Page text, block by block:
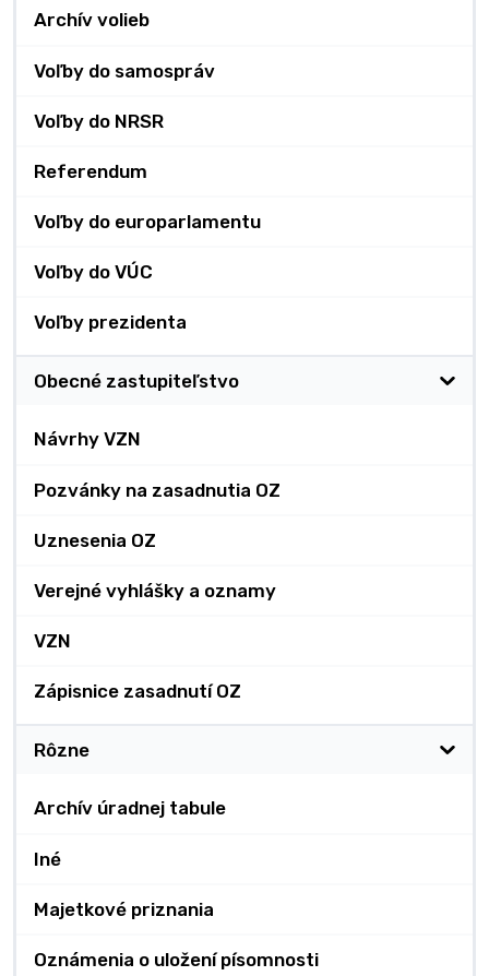
Archív volieb
Voľby do samospráv
Voľby do NRSR
Referendum
Voľby do europarlamentu
Voľby do VÚC
Voľby prezidenta
Obecné zastupiteľstvo
Návrhy VZN
Pozvánky na zasadnutia OZ
Uznesenia OZ
Verejné vyhlášky a oznamy
VZN
Zápisnice zasadnutí OZ
Rôzne
Archív úradnej tabule
Iné
Majetkové priznania
Oznámenia o uložení písomnosti